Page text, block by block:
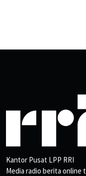
Kantor Pusat LPP RRI
Media radio berita online